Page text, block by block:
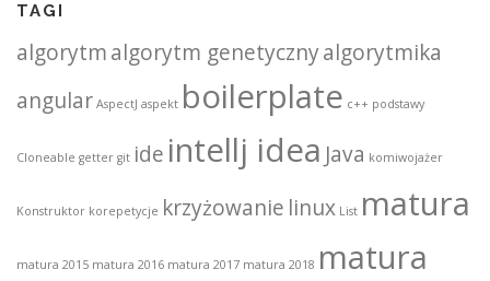
TAGI
algorytmalgorytm genetycznyalgorytmika
angular AspectJ aspekt boilerplate c++ podstawy
Cloneable getter git ide intellj idea Java komiwojażer
Konstruktor korepetycje krzyżowanie linux List matura
matura 2015 matura 2016 matura 2017 matura 2018 matura